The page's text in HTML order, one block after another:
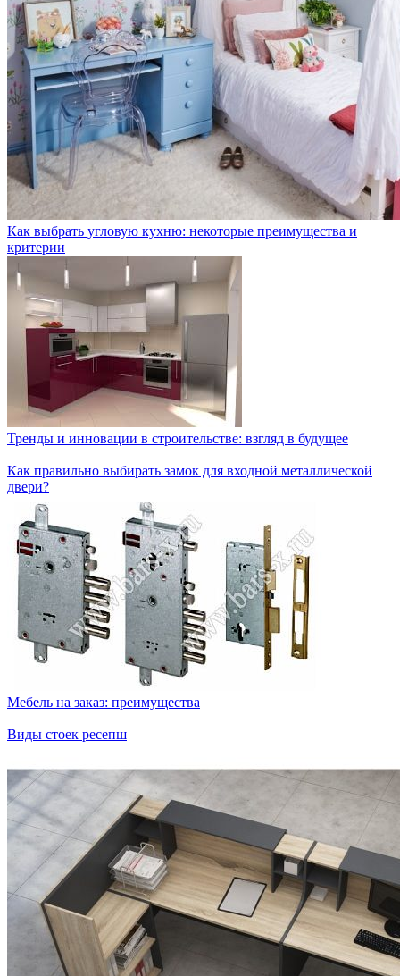
Как выбрать угловую кухню: некоторые преимущества и
критерии
Тренды и инновации в строительстве: взгляд в будущее
Как правильно выбирать замок для входной металлической
двери?
Мебель на заказ: преимущества
Виды стоек ресепш